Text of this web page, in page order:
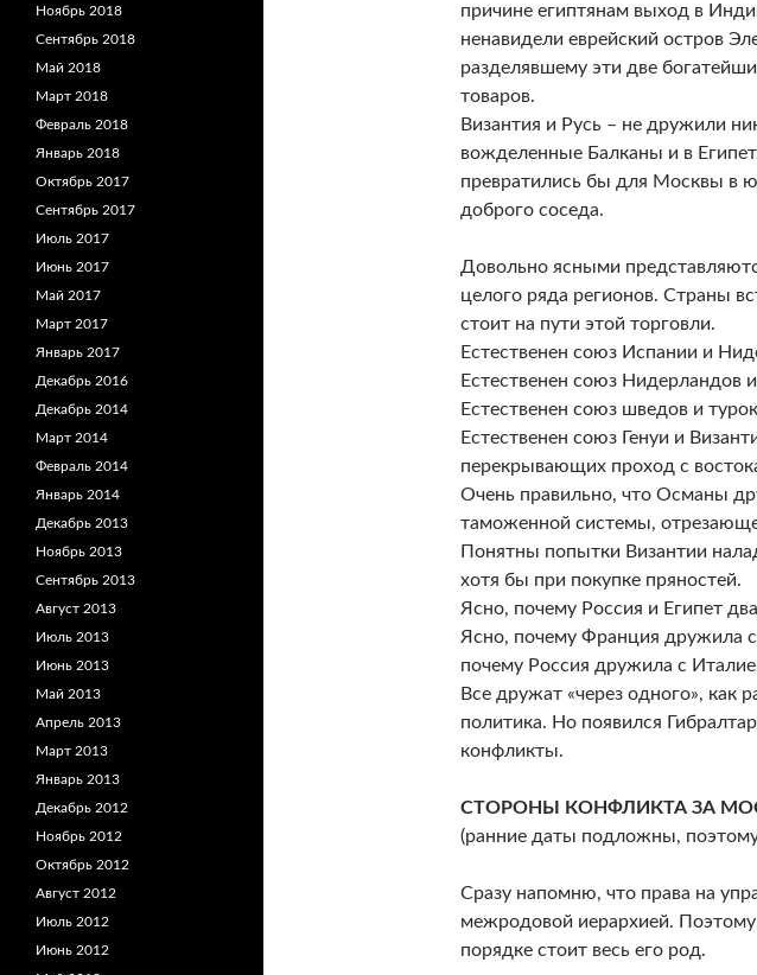
причине египтянам выход в
ненавидели еврейский остров
разделявшему эти две
товаров.
Византия и Русь – не дружили
вожделенные Балканы и в
превратились бы для Москвы в
доброго соседа.
Довольно ясными
целого ряда регионов. Страны
стоит на пути этой торговли.
Естественен союз Испании и
Естественен союз
Естественен союз шведов и
Естественен союз Генуи и
перекрывающих проход с
Очень правильно, что Османы
таможенной системы,
Понятны попытки Византии
хотя бы при покупке пряностей.
Ясно, почему Россия и Египет
Ясно, почему Франция дружила с
почему Россия дружила с
Все дружат «через одного», как
политика. Но появился
конфликты.
СТОРОНЫ КОНФЛИКТА ЗА
(ранние даты подложны,
Сразу напомню, что права на
межродовой иерархией.
порядке стоит весь его род.
Ноябрь 2018
Сентябрь 2018
Май 2018
Март 2018
Февраль 2018
Январь 2018
Октябрь 2017
Сентябрь 2017
Июль 2017
Июнь 2017
Май 2017
Март 2017
Январь 2017
Декабрь 2016
Декабрь 2014
Март 2014
Февраль 2014
Январь 2014
Декабрь 2013
Ноябрь 2013
Сентябрь 2013
Август 2013
Июль 2013
Июнь 2013
Май 2013
Апрель 2013
Март 2013
Январь 2013
Декабрь 2012
Ноябрь 2012
Октябрь 2012
Август 2012
Июль 2012
Июнь 2012